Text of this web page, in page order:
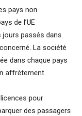
pays non
de l’UE
jours passés dans
La société
dans chaque pays
affrètement.
pour
des passagers